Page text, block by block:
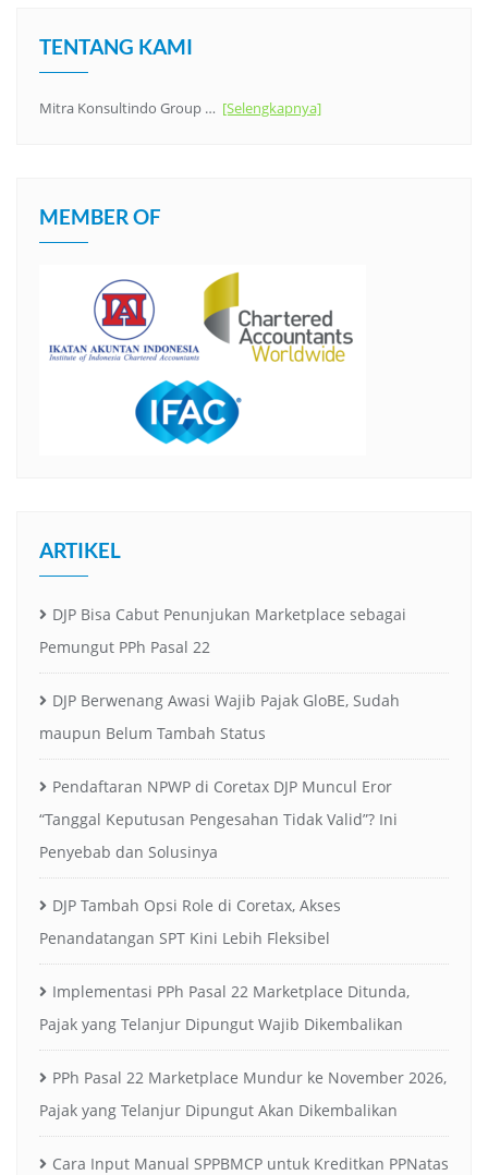
TENTANG KAMI
Mitra Konsultindo Group … [Selengkapnya]
MEMBER OF
ARTIKEL
DJP Bisa Cabut Penunjukan Marketplace sebagai
Pemungut PPh Pasal 22
DJP Berwenang Awasi Wajib Pajak GloBE, Sudah
maupun Belum Tambah Status
Pendaftaran NPWP di Coretax DJP Muncul Eror
“Tanggal Keputusan Pengesahan Tidak Valid”? Ini
Penyebab dan Solusinya
DJP Tambah Opsi Role di Coretax, Akses
Penandatangan SPT Kini Lebih Fleksibel
Implementasi PPh Pasal 22 Marketplace Ditunda,
Pajak yang Telanjur Dipungut Wajib Dikembalikan
PPh Pasal 22 Marketplace Mundur ke November 2026,
Pajak yang Telanjur Dipungut Akan Dikembalikan
Cara Input Manual SPPBMCP untuk Kreditkan PPNatas